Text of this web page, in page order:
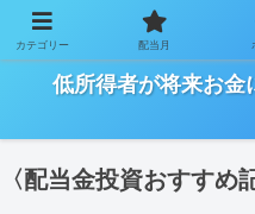
ー「ワーキングプアの将
低所得者が将来お金
〈配当金投資おすすめ
カテゴリー 配当月